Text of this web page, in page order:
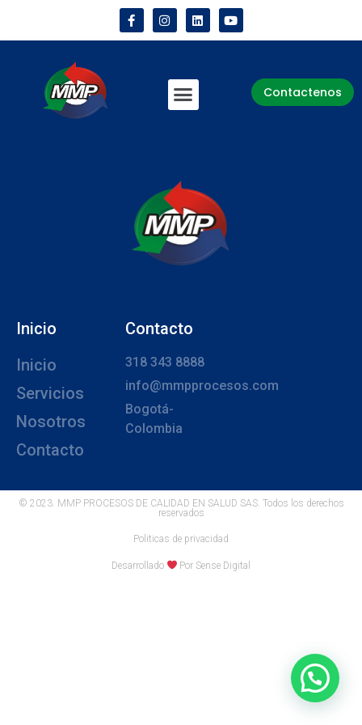
Contactenos
Inicio
Inicio
Servicios
Nosotros
Contacto
Contacto
318 343 8888
info@mmpprocesos.com
Bogotá-
Colombia
© 2023. MMP PROCESOS DE CALIDAD EN SALUD SAS. Todos los derechos
reservados
Politicas de privacidad
Desarrollado Por Sense Digital